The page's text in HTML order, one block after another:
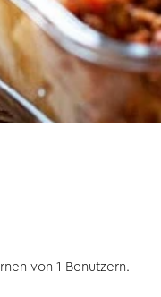
von 1 Benutzern.